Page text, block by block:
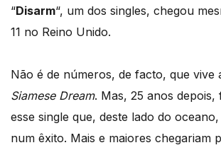
“Disarm“, um dos singles, chegou
11 no Reino Unido.
Não é de números, de facto, que vive
Siamese Dream. Mas, 25 anos depois,
esse single que, deste lado do
num êxito. Mais e maiores chegariam